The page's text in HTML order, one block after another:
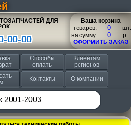
ДЛЯ
00-00
Ваша корзина
товаров:
шт.
на сумму:
p.
ОФОРМИТЬ ЗАКАЗ
Способы
оплаты
Клиентам
регионов
Контакты О компании